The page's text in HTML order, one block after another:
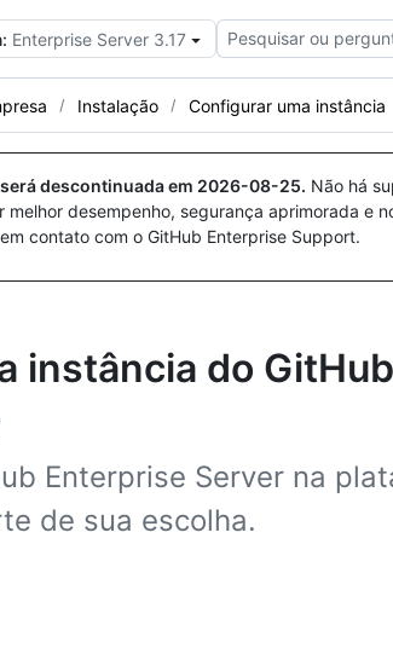
Enterprise Server 3.17 Pesquisar ou
Instalação Configurar uma instância
descontinuada em 2026-08-25. Não há
desempenho, segurança aprimorada e
contato com o GitHub Enterprise Support.
instância do GitHub
Enterprise Server na
de sua escolha.